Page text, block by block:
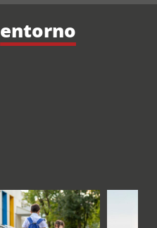
entorno